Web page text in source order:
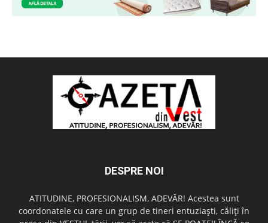
DESPRE NOI
ATITUDINE, PROFESIONALISM, ADEVĂR! Acestea sunt
coordonatele cu care un grup de tineri entuziaşti, căliţi în